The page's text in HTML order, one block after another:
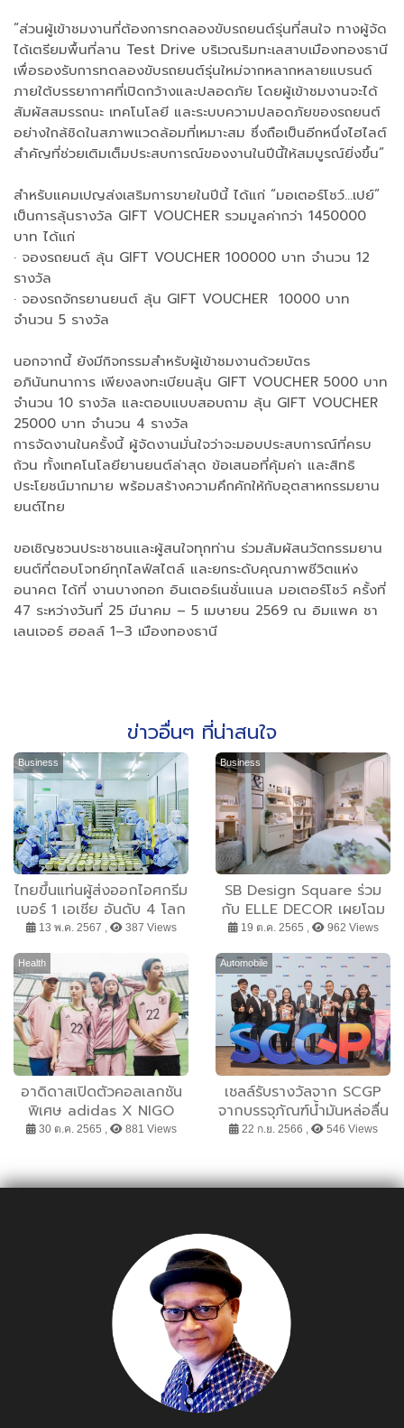
“ส่วนผู้เข้าชมงานที่ต้องการทดลองขับรถยนต์รุ่นที่สนใจ ทางผู้จัด
ได้เตรียมพื้นที่ลาน Test Drive บริเวณริมทะเลสาบเมืองทองธานี
เพื่อรองรับการทดลองขับรถยนต์รุ่นใหม่จากหลากหลายแบรนด์
ภายใต้บรรยากาศที่เปิดกว้างและปลอดภัย โดยผู้เข้าชมงานจะได้
สัมผัสสมรรถนะ เทคโนโลยี และระบบความปลอดภัยของรถยนต์
อย่างใกล้ชิดในสภาพแวดล้อมที่เหมาะสม ซึ่งถือเป็นอีกหนึ่งไฮไลต์
สำคัญที่ช่วยเติมเต็มประสบการณ์ของงานในปีนี้ให้สมบูรณ์ยิ่งขึ้น”
สำหรับแคมเปญส่งเสริมการขายในปีนี้ ได้แก่ “มอเตอร์โชว์…เปย์”
เป็นการลุ้นรางวัล GIFT VOUCHER รวมมูลค่ากว่า 1450000
บาท ได้แก่
· จองรถยนต์ ลุ้น GIFT VOUCHER 100000 บาท จำนวน 12
รางวัล
· จองรถจักรยานยนต์ ลุ้น GIFT VOUCHER 10000 บาท
จำนวน 5 รางวัล
นอกจากนี้ ยังมีกิจกรรมสำหรับผู้เข้าชมงานด้วยบัตร
อภินันทนาการ เพียงลงทะเบียนลุ้น GIFT VOUCHER 5000 บาท
จำนวน 10 รางวัล และตอบแบบสอบถาม ลุ้น GIFT VOUCHER
25000 บาท จำนวน 4 รางวัล
การจัดงานในครั้งนี้ ผู้จัดงานมั่นใจว่าจะมอบประสบการณ์ที่ครบ
ถ้วน ทั้งเทคโนโลยียานยนต์ล่าสุด ข้อเสนอที่คุ้มค่า และสิทธิ
ประโยชน์มากมาย พร้อมสร้างความคึกคักให้กับอุตสาหกรรมยาน
ยนต์ไทย
ขอเชิญชวนประชาชนและผู้สนใจทุกท่าน ร่วมสัมผัสนวัตกรรมยาน
ยนต์ที่ตอบโจทย์ทุกไลฟ์สไตล์ และยกระดับคุณภาพชีวิตแห่ง
อนาคต ได้ที่ งานบางกอก อินเตอร์เนชั่นแนล มอเตอร์โชว์ ครั้งที่
47 ระหว่างวันที่ 25 มีนาคม – 5 เมษายน 2569 ณ อิมแพค ชา
เลนเจอร์ ฮอลล์ 1–3 เมืองทองธานี
ข่าวอื่นๆ ที่น่าสนใจ
Business
ไทยขึ้นแท่นผู้ส่งออกไอศกรีม
เบอร์ 1 เอเชีย อันดับ 4 โลก
มูลค่าแตะ 5.1 พันล้านบาท
ด้าน แม็คซ์ฟู๊ด กรุ๊ป รุก
ลงทุน 120 ล้าน ขยาย
โรงงาน เพิ่มกำลังผลิต ปลูก
สับปะรดเพิ่มพันไร่ เตรียมรับ
ออเดอร์ส่งออกไอศกรีมผล
ไม้พุ่ง มั่นใจรายได้ปีนี้แตะ
400 ล้าน
13 พ.ค. 2567 , 387 Views
Business
SB Design Square ร่วม
กับ ELLE DECOR เผยโฉม
ไลฟ์สไตล์เฟอร์นิเจอร์
คอลเลคชันล่าสุด ‘A
Parisian State of Mind’
นำสัมผัสแห่งแรงบันดาลใจใน
สไตล์ปารีเซียง มาถ่ายทอดสู่
งานดีไซน์ให้เหมือนได้ใช้ชีวิต
อยู่ใจกลางมหานครปารีสใน
ทุกวัน
19 ต.ค. 2565 , 962 Views
Health
อาดิดาสเปิดตัวคอลเลกชัน
พิเศษ adidas X NIGO
เพื่อต้อนรับการแข่งขัน FIFA
30 ต.ค. 2565 , 881 Views
Automobile
เชลล์รับรางวัลจาก SCGP
จากบรรจุภัณฑ์น้ำมันหล่อลื่น
ผลิตจากพลาสติกรีไซเคิล
22 ก.ย. 2566 , 546 Views